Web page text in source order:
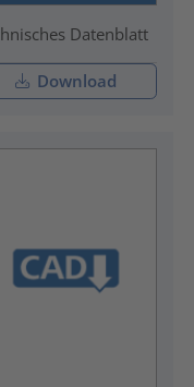
Datenblatt
Download